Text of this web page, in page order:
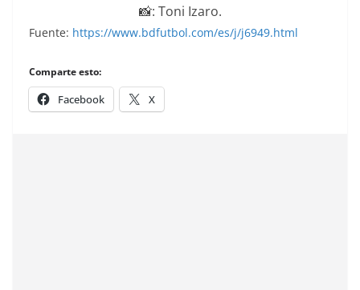
📸: Toni Izaro.
Fuente: https://www.bdfutbol.com/es/j/j6949.html
Comparte esto:
Facebook X